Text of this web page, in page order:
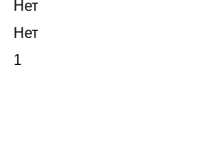
Нет
Нет
1